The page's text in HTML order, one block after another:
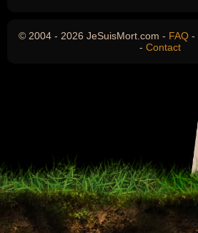
© 2004 - 2026 JeSuisMort.com - FAQ -
- Contact